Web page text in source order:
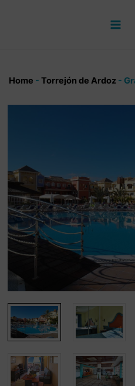
Home - Torrejón de Ardoz-